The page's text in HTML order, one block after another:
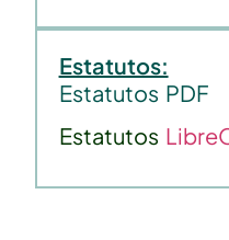
Estatutos:
Estatutos PDF
Estatutos